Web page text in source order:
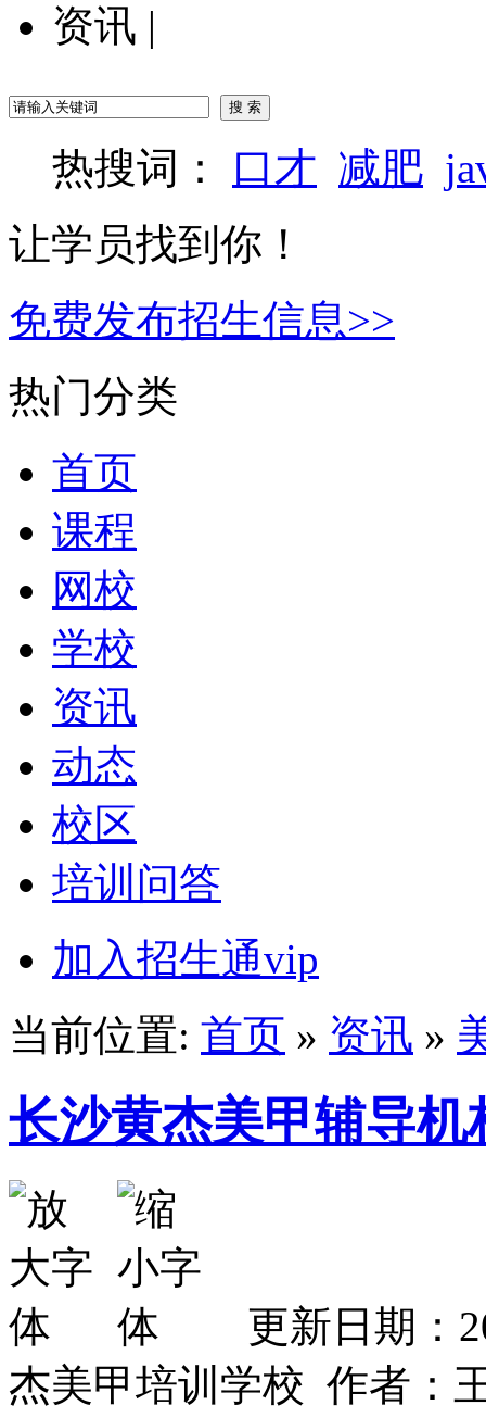
资讯 |
热搜词： 口才 减肥
让学员找到你！
免费发布招生信息>>
热门分类
首页
课程
网校
学校
资讯
动态
校区
培训问答
加入招生通vip
当前位置: 首页 » 资讯 »
长沙黄杰美甲辅导机
更新日期：
杰美甲培训学校 作者：